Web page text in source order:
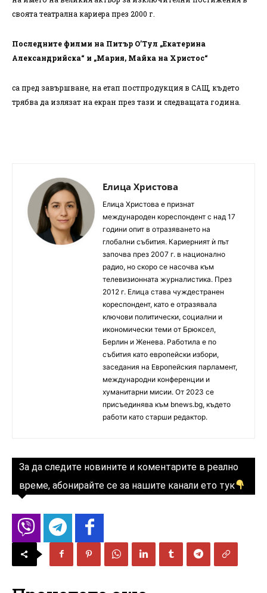
своята театрална кариера през 2000 г.
Последните филми на Питър О’Tул „Екатерина
Александрийска“ и „Мария, Майка на Христос“
са пред завършване, на етап постпродукция в САЩ, където
трябва да излязат на екран през тази и следващата година.
Елица Христова
Елица Христова е признат
международен кореспондент с над 17
години опит в отразяването на
глобални събития. Кариерният ѝ път
започва през 2007 г. в национално
радио, но скоро се насочва към
телевизионната журналистика. През
2012 г. Елица става чуждестранен
кореспондент, като е отразявала
ключови политически, социални и
икономически теми от Брюксел,
Берлин и Женева. Работила е по
събития като европейски избори,
заседания на Европейския парламент,
международни конференции и
хуманитарни мисии. От 2023 се
присъединява към bnews.bg, където
работи като старши редактор.
За да следите новините и коментарите в реално
време, абонирайте се за нашите канали ето тук